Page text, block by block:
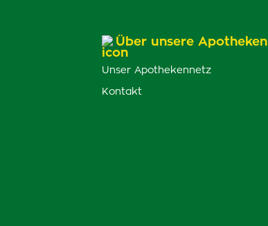
Über unsere Apotheken
Unser Apothekennetz
Kontakt